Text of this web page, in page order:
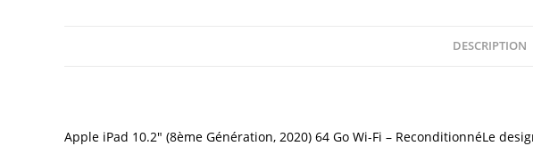
DESCRIPTION
Apple iPad 10.2″ (8ème Génération, 2020) 64 Go Wi-Fi – ReconditionnéLe